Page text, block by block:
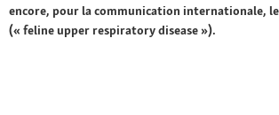
encore, pour la communication internationale,
(« feline upper respiratory disease »).